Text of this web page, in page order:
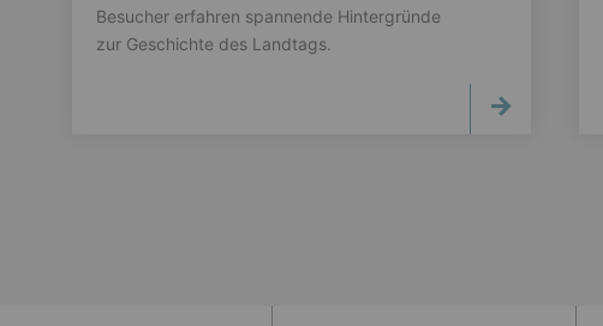
Besucher erfahren spannende Hintergründe
zur Geschichte des Landtags.